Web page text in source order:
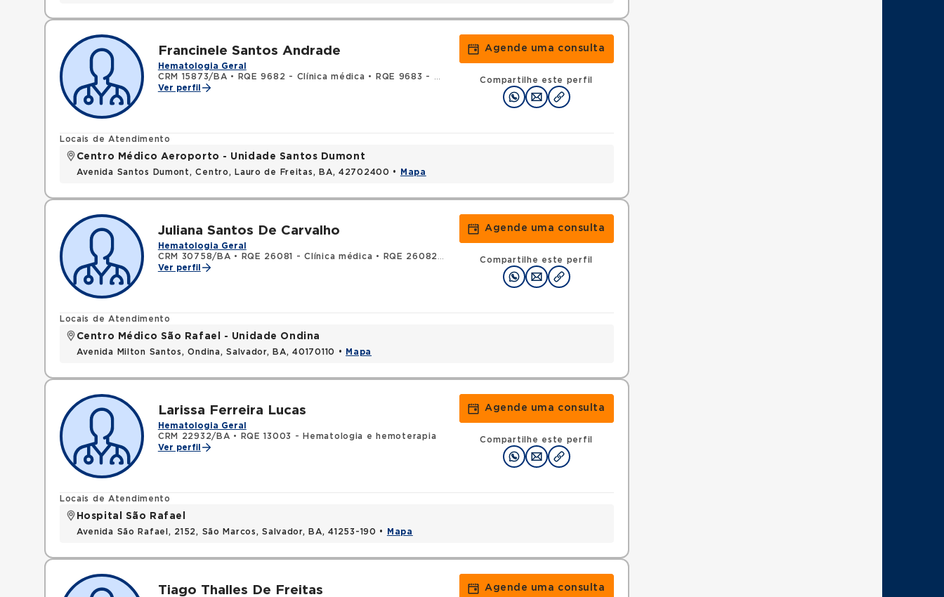
Francinele Santos Andrade
Hematologia Geral
CRM 15873/BA • RQE 9682 - Clínica médica •
RQE 9683 - Hematologia e hemoterapia
Ver perfil
Agende uma consulta
Compartilhe este perfil
Locais de Atendimento
Centro Médico Aeroporto - Unidade Santos Dumont
Avenida Santos Dumont, Centro, Lauro de Freitas, BA, 42702400 • Mapa
Juliana Santos De Carvalho
Hematologia Geral
CRM 30758/BA • RQE 26081 - Clínica médica •
RQE 26082 - Hematologia e hemoterapia
Ver perfil
Agende uma consulta
Compartilhe este perfil
Locais de Atendimento
Centro Médico São Rafael - Unidade Ondina
Avenida Milton Santos, Ondina, Salvador, BA, 40170110 • Mapa
Larissa Ferreira Lucas
Hematologia Geral
CRM 22932/BA •
RQE 13003 - Hematologia e hemoterapia
Ver perfil
Agende uma consulta
Compartilhe este perfil
Locais de Atendimento
Hospital São Rafael
Avenida São Rafael, 2152, São Marcos, Salvador, BA, 41253-190 • Mapa
Tiago Thalles De Freitas Agende uma consulta